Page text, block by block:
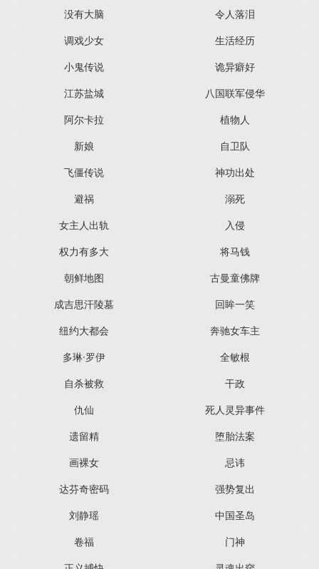
没有大脑
令人落泪
调戏少女
生活经历
小鬼传说
诡异癖好
江苏盐城
八国联军侵华
阿尔卡拉
植物人
新娘
自卫队
飞僵传说
神功出处
避祸
溺死
女主人出轨
入侵
权力有多大
将马钱
朝鲜地图
古曼童佛牌
成吉思汗陵墓
回眸一笑
纽约大都会
奔驰女车主
多琳·罗伊
全敏根
自杀被救
干政
仇仙
死人灵异事件
遗留精
堕胎法案
画裸女
忌讳
达芬奇密码
强势复出
刘静瑶
中国圣岛
卷福
门神